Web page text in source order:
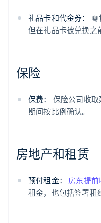
礼品卡和代金券：
零
但在礼品卡被兑换之
保险
保费：
保险公司收
期间按比例确认。
房地产和租赁
预付租金： 房东提
租金，也包括签署租